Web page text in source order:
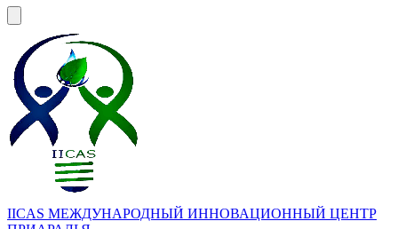
IICAS МЕЖДУНАРОДНЫЙ ИННОВАЦИОННЫЙ ЦЕНТР